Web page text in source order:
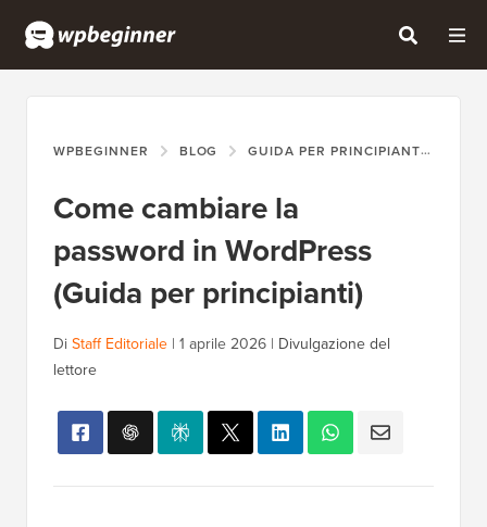
WPBEGINNER BLOG GUIDA PER PRINCIPIANTI
Come cambiare la
password in WordPress
(Guida per principianti)
DiStaff Editoriale | 1 aprile 2026 | Divulgazione del
lettore